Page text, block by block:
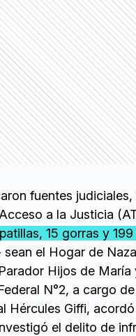
fuentes
a la Justicia
15 gorras y
sean el Hogar de
Hijos de
N°2, a cargo
Hércules Giffi,
el delito de